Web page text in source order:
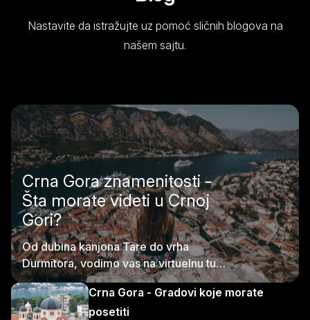
Nastavite da istražujte uz pomoć sličnih blogova na
našem sajtu.
Crna Gora znamenitosti -
Šta morate videti u Crnoj
Gori?
Od dubina kanjona Tare do vrha
Durmitora, vodimo vas na virtuelnu turu
kroz atrakcije Crne Gore.
Crna Gora - Gradovi koje morate
posetiti